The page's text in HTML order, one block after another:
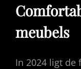
meubels
In 2024 ligt de